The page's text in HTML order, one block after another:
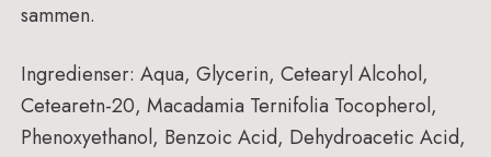
sammen.
Ingredienser: Aqua, Glycerin, Cetearyl Alcohol,
Cetearetn-20, Macadamia Ternifolia Tocopherol,
Phenoxyethanol, Benzoic Acid, Dehydroacetic Acid,